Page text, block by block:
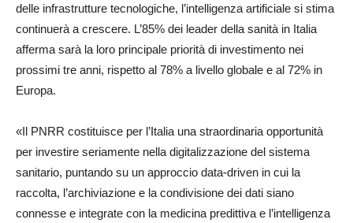
delle infrastrutture tecnologiche, l’intelligenza artificiale si stima
continuerà a crescere. L’85% dei leader della sanità in Italia
afferma sarà la loro principale priorità di investimento nei
prossimi tre anni, rispetto al 78% a livello globale e al 72% in
Europa.
«Il PNRR costituisce per l’Italia una straordinaria opportunità
per investire seriamente nella digitalizzazione del sistema
sanitario, puntando su un approccio data-driven in cui la
raccolta, l’archiviazione e la condivisione dei dati siano
connesse e integrate con la medicina predittiva e l’intelligenza